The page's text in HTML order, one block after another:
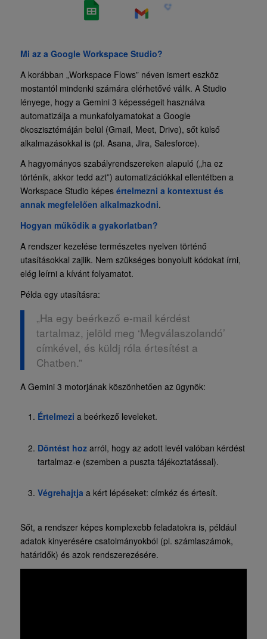
Mi az a Google Workspace Studio?
A korábban „Workspace Flows” néven ismert eszköz
mostantól mindenki számára elérhetővé válik. A Studio
lényege, hogy a Gemini 3 képességeit használva
automatizálja a munkafolyamatokat a Google
ökoszisztémáján belül (Gmail, Meet, Drive), sőt külső
alkalmazásokkal is (pl. Asana, Jira, Salesforce).
A hagyományos szabályrendszereken alapuló („ha ez
történik, akkor tedd azt”) automatizációkkal ellentétben a
Workspace Studio képes értelmezni a kontextust és
annak megfelelően alkalmazkodni.
Hogyan működik a gyakorlatban?
A rendszer kezelése természetes nyelven történő
utasításokkal zajlik. Nem szükséges bonyolult kódokat írni,
elég leírni a kívánt folyamatot.
Példa egy utasításra:
„Ha egy beérkező e-mail kérdést
tartalmaz, jelöld meg ‘Megválaszolandó’
címkével, és küldj róla értesítést a
Chatben.”
A Gemini 3 motorjának köszönhetően az ügynök:
Értelmezi a beérkező leveleket.
Döntést hozarról, hogy az adott levél valóban kérdést
tartalmaz-e (szemben a puszta tájékoztatással).
Végrehajtja a kért lépéseket: címkéz és értesít.
Sőt, a rendszer képes komplexebb feladatokra is, például
adatok kinyerésére csatolmányokból (pl. számlaszámok,
határidők) és azok rendszerezésére.